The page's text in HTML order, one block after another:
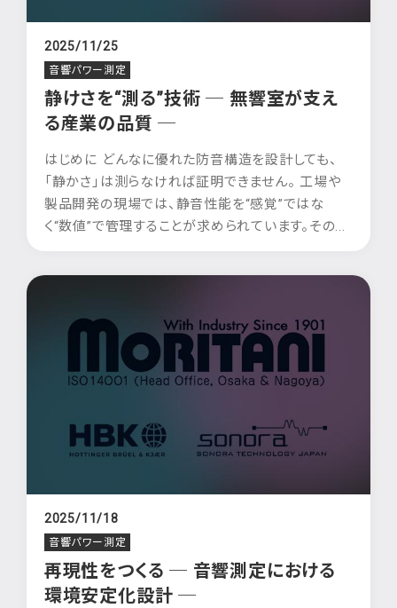
2025/11/25
音響パワー測定
静けさを“測る”技術 ─ 無響室が支え
る産業の品質 ─
はじめに どんなに優れた防音構造を設計しても、
「静かさ」は測らなければ証明できません。 工場や
製品開発の現場では、静音性能を“感覚”ではな
く“数値”で管理することが求められています。その...
2025/11/18
音響パワー測定
再現性をつくる ─ 音響測定における
環境安定化設計 ─